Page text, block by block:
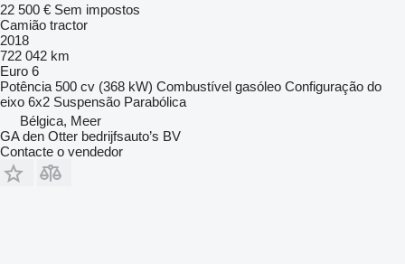
22 500 € Sem impostos
Camião tractor
2018
722 042 km
Euro 6
Potência 500 cv (368 kW) Combustível gasóleo Configuração do
eixo 6x2 Suspensão Parabólica
Bélgica, Meer
GA den Otter bedrijfsauto’s BV
Contacte o vendedor